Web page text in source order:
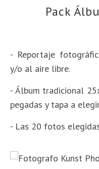
Pack
- Reportaje
y/o al aire libre.
- Álbum tradicional
pegadas y tapa a
- Las 20 fotos